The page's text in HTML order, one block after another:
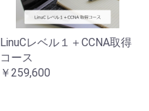
LinuCレベル１＋CCNA取得
コース
￥259,600